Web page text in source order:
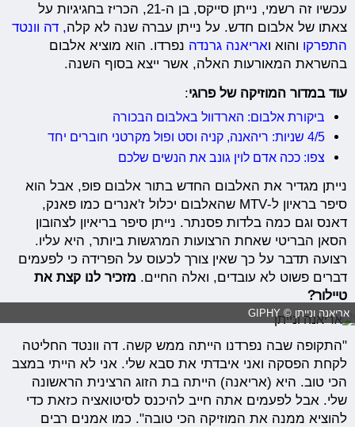
עכשיו זה רשמי, נייתן סייקס, בן ה-21, הכריז בחגיגיות על
צאתו של אלבום חדש. על נייתן עברה שנה לא קלה, דה וונטד
התפרקו והוא ואריאנה גרנדה נפרדו. הוא מוציא אלבום
בהשראת המאורעות האלה, אשר ייצא בסוף השנה.
עוד במדור המוזיקה של פרוגי:
ביקורת אלבום: הארדוול באלבום הבכורה
4/5 שניות: ריהאנה, קניה וסט ופול מקרטני חוברים יחד
צפו: ככה אדם לוין גונב את הנשים שלכם
נייתן מגדיר את האלבום החדש בתור אלבום פופ, אבל הוא
סיפר בראיון ל-MTV שהאלבום יכלול ז'אנרים כמו פאנק,
דאנס וגם כמה בלדות פסנתר. נייתן סיפר בריאיון לצהובון
הסאן הבריטי שאחת הרצועות המרגשות ביותר, היא עליו.
רצועה תדבר על כך שאין צורך לכעוס על הפרידה כי לפעמים
דברים פשוט לא עובדים, ואלה החיים. מזכיר לנו קצת את
טיילור?
אריאנה ונייתן © GIPHY
"התקופה שבה נפרדנו הייתה ממש קשה. דה וונטד החליטה
לקחת הפסקה ואני איבדתי את סבא שלי. אני לא הייתי במצב
הכי טוב. היא (אריאנה) הייתה בת הזוג הרצינית הראשונה
שלי. אבל לפעמים אתה חייב להיכנס לסיטואציה כזאת כדי
להוציא ממנה את המוזיקה הכי טובה". כמו אמנים רבים